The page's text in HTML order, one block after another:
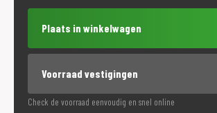
Plaats in winkelwagen
Voorraad vestigingen
Check de voorraad eenvoudig en snel online